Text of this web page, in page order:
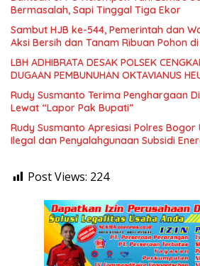
Bermasalah, Sapi Tinggal Tiga Ekor
Sambut HJB ke-544, Pemerintah dan
Aksi Bersih dan Tanam Ribuan Pohon
LBH ADHIBRATA DESAK POLSEK
DUGAAN PEMBUNUHAN OKTAVIANUS
Rudy Susmanto Terima Penghargaan
Lewat “Lapor Pak Bupati”
Rudy Susmanto Apresiasi Polres
Ilegal dan Penyalahgunaan Subsidi
Post Views: 224